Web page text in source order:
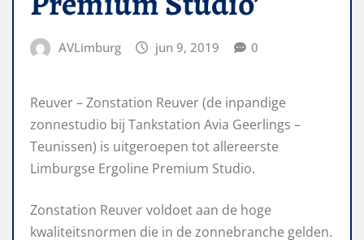
AVLimburg jun 9, 2019 0
Reuver – Zonstation Reuver (de inpandige
zonnestudio bij Tankstation Avia Geerlings –
Teunissen) is uitgeroepen tot allereerste
Limburgse Ergoline Premium Studio.
Zonstation Reuver voldoet aan de hoge
kwaliteitsnormen die in de zonnebranche gelden.